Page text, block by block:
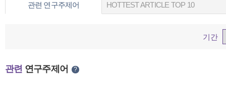
관련 연구주제어 HOTTEST ARTICLE TOP 10
기간
관련 연구주제어 ?